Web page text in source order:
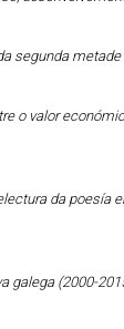
segunda
o valor
da poesía
galega (2000-